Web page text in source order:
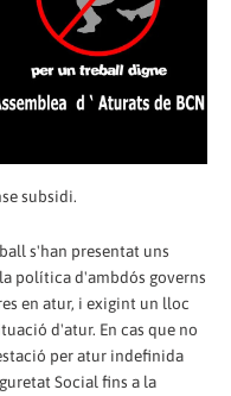
subsidi.
s'han presentat uns
política d'ambdós governs
en atur, i exigint un lloc
d'atur. En cas que no
per atur indefinida
Social fins a la